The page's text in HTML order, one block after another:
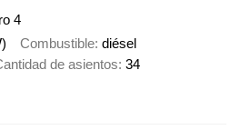
4
Combustible diésel
de asientos 34